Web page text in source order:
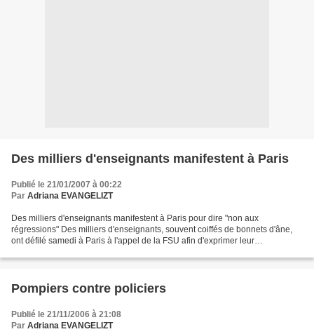
Des milliers d'enseignants manifestent à Paris
Publié le 21/01/2007 à 00:22
Par Adriana EVANGELIZT
Des milliers d'enseignants manifestent à Paris pour dire "non aux
régressions" Des milliers d'enseignants, souvent coiffés de bonnets d'âne,
ont défilé samedi à Paris à l'appel de la FSU afin d'exprimer leur
Pompiers contre policiers
Publié le 21/11/2006 à 21:08
Par Adriana EVANGELIZT